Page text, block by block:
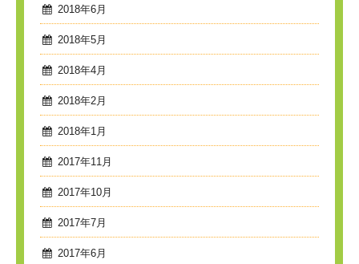
2018年6月
2018年5月
2018年4月
2018年2月
2018年1月
2017年11月
2017年10月
2017年7月
2017年6月